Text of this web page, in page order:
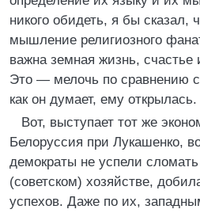
никого обидеть, я бы сказал,
мышление религиозного
важна земная жизнь,
Это — мелочь по сравнению с
как он думает, ему открылась.
Вот, выступает тот же
Белоруссия при Лукашенко,
демократы не успели
(советском) хозяйстве,
успехов. Даже по их,